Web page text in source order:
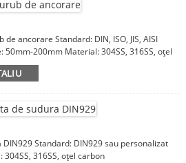
ancorare Standard: DIN, ISO, JIS, AISI
50mm-200mm Material: 304SS, 316SS, oțel
Standard: DIN929 sau personalizat
316SS, oțel carbon